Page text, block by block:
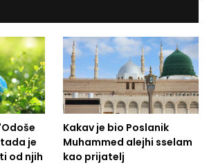
je
od njih
Kakav je bio Poslanik
Muhammed alejhi sselam
kao prijatelj